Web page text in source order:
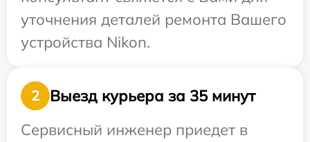
уточнения деталей ремонта Вашего
устройства Nikon.
2
Выезд курьера за 35 минут
Сервисный инженер приедет в